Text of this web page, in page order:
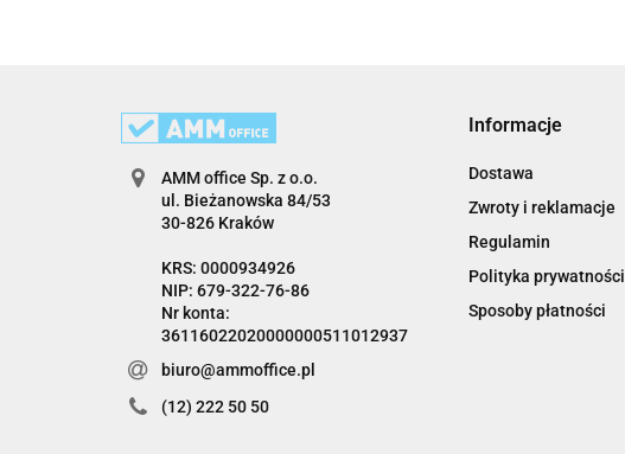
AMM office Sp. z o.o.
ul. Bieżanowska 84/53
30-826 Kraków
KRS: 0000934926
NIP: 679-322-76-86
Nr konta:
36116022020000000511012937
biuro@ammoffice.pl
(12) 222 50 50
Informacje
Dostawa
Zwroty i reklamacje
Regulamin
Polityka prywatności
Sposoby płatności